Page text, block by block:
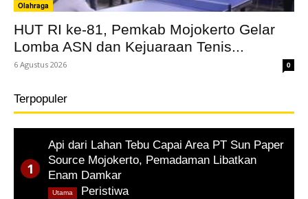
Olahraga
HUT RI ke-81, Pemkab Mojokerto Gelar
Lomba ASN dan Kejuaraan Tenis...
6 Agustus 2026 0
Terpopuler
Api dari Lahan Tebu Capai Area PT Sun Paper
Source Mojokerto, Pemadaman Libatkan
Enam Damkar
Peristiwa,
Utama